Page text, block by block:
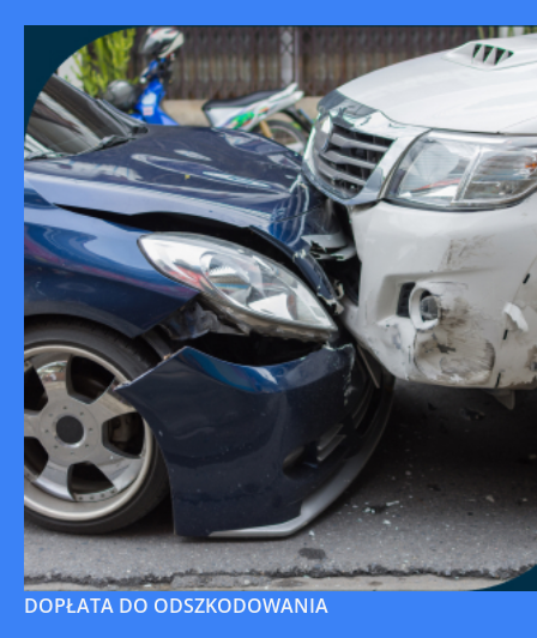
DOPŁATA DO ODSZKODOWANIA